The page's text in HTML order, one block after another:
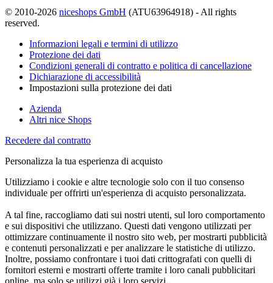
© 2010-2026 niceshops GmbH (ATU63964918) - All rights
reserved.
Informazioni legali e termini di utilizzo
Protezione dei dati
Condizioni generali di contratto e politica di cancellazione
Dichiarazione di accessibilità
Impostazioni sulla protezione dei dati
Azienda
Altri nice Shops
Recedere dal contratto
Personalizza la tua esperienza di acquisto
Utilizziamo i cookie e altre tecnologie solo con il tuo consenso
individuale per offrirti un'esperienza di acquisto personalizzata.
A tal fine, raccogliamo dati sui nostri utenti, sul loro comportamento
e sui dispositivi che utilizzano. Questi dati vengono utilizzati per
ottimizzare continuamente il nostro sito web, per mostrarti pubblicità
e contenuti personalizzati e per analizzare le statistiche di utilizzo.
Inoltre, possiamo confrontare i tuoi dati crittografati con quelli di
fornitori esterni e mostrarti offerte tramite i loro canali pubblicitari